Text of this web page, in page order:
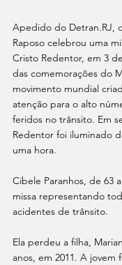
Apedido do Detran.RJ,
Raposo celebrou uma
Cristo Redentor, em 3
das comemorações do
movimento mundial
atenção para o alto
feridos no trânsito. Em
Redentor foi iluminado
uma hora.
Cibele Paranhos, de 63
missa representando
acidentes de trânsito.
Ela perdeu a filha,
anos, em 2011. A jovem